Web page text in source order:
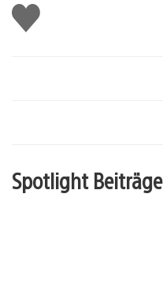
Gefällt
mir
Spotlight Beiträge